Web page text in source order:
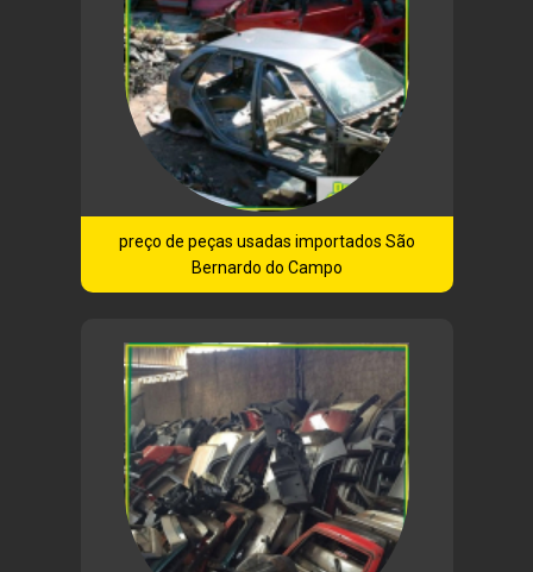
preço de peças usadas importados São
Bernardo do Campo